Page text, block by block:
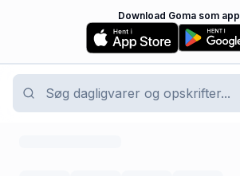
Download Goma som app